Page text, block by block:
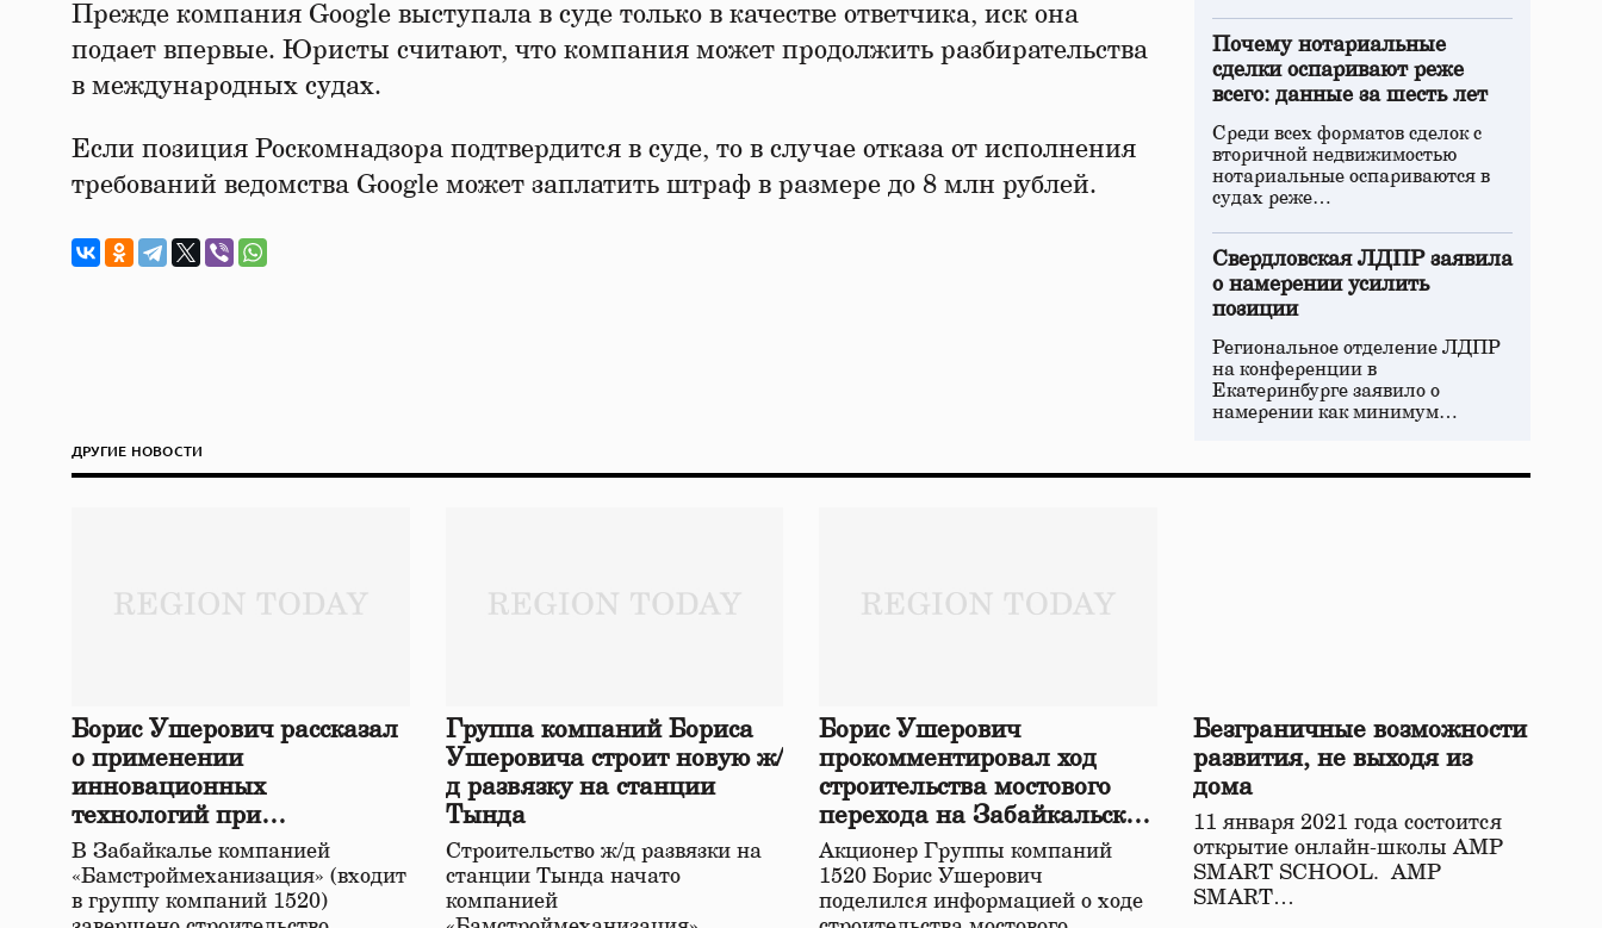
Прежде компания Google выступала в суде только в качестве ответчика, иск она
подает впервые. Юристы считают, что компания может продолжить разбирательства
в международных судах.
Если позиция Роскомнадзора подтвердится в суде, то в случае отказа от исполнения
требований ведомства Google может заплатить штраф в размере до 8 млн рублей.
Почему нотариальные
сделки оспаривают реже
всего: данные за шесть лет
Среди всех форматов сделок с
вторичной недвижимостью
нотариальные оспариваются в
судах реже…
Свердловская ЛДПР заявила
о намерении усилить
позиции
Региональное отделение ЛДПР
на конференции в
Екатеринбурге заявило о
намерении как минимум…
ДРУГИЕ НОВОСТИ
Борис Ушерович рассказал
о применении
инновационных
технологий при
строительстве нового моста
в Забайкалье
В Забайкалье компанией
«Бамстроймеханизация» (входит
в группу компаний 1520)
Группа компаний Бориса
Ушеровича строит новую ж/
д развязку на станции
Тында
Строительство ж/д развязки на
станции Тында начато
компанией
Борис Ушерович
прокомментировал ход
строительства мостового
перехода на Забайкальской
железной дороге
Акционер Группы компаний
1520 Борис Ушерович
поделился информацией о ходе
Безграничные возможности
развития, не выходя из
дома
11 января 2021 года состоится
открытие онлайн-школы АМР
SMART SCHOOL. АМР
SMART…